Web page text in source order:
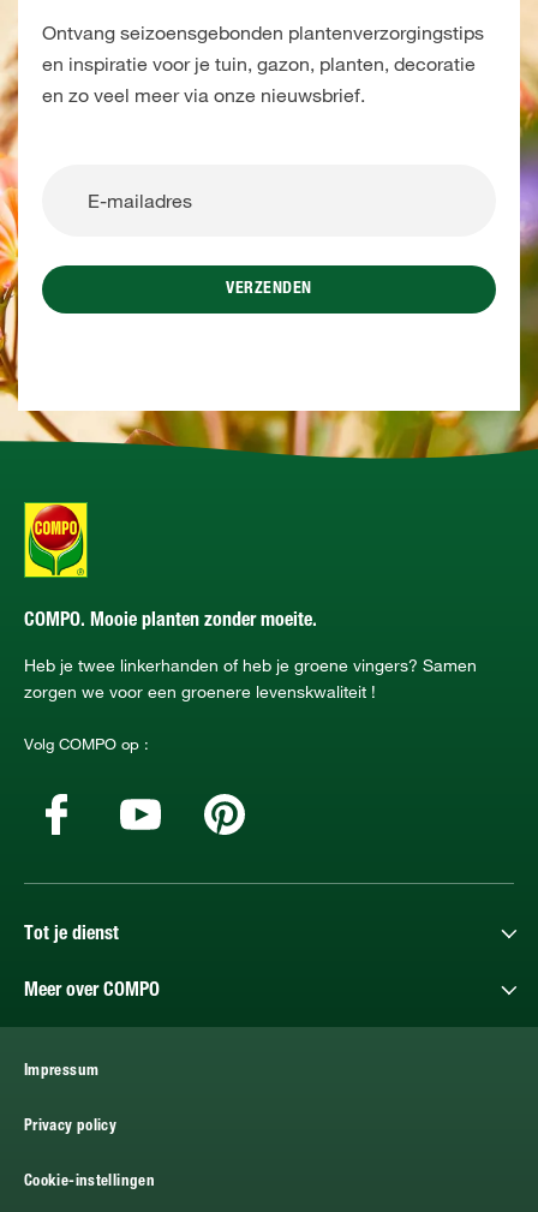
Ontvang seizoensgebonden plantenverzorgingstips
en inspiratie voor je tuin, gazon, planten, decoratie
en zo veel meer via onze nieuwsbrief.
VERZENDEN
COMPO. Mooie planten zonder moeite.
Heb je twee linkerhanden of heb je groene vingers? Samen
zorgen we voor een groenere levenskwaliteit !
Volg COMPO op :
Tot je dienst
Meer over COMPO
Impressum
Privacy policy
Cookie-instellingen